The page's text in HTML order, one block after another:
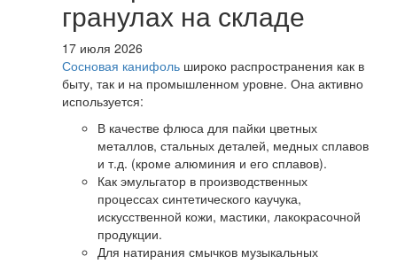
гранулах на складе
17 июля 2026
Сосновая канифоль широко распространения как в
быту, так и на промышленном уровне. Она активно
используется:
В качестве флюса для пайки цветных
металлов, стальных деталей, медных сплавов
и т.д. (кроме алюминия и его сплавов).
Как эмульгатор в производственных
процессах синтетического каучука,
искусственной кожи, мастики, лакокрасочной
продукции.
Для натирания смычков музыкальных